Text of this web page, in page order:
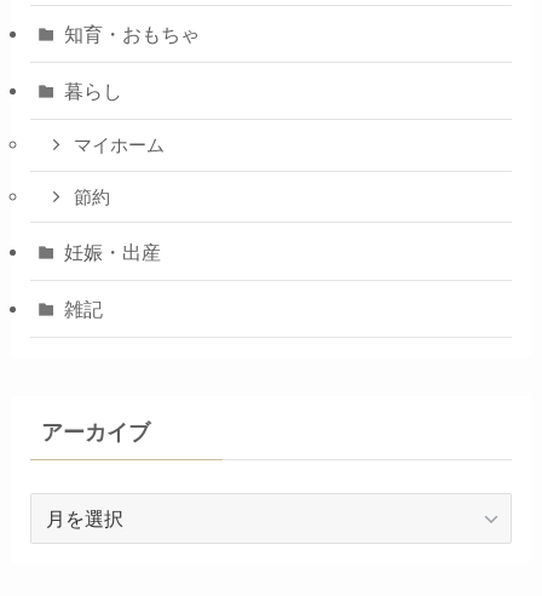
知育・おもちゃ
暮らし
マイホーム
節約
妊娠・出産
雑記
アーカイブ